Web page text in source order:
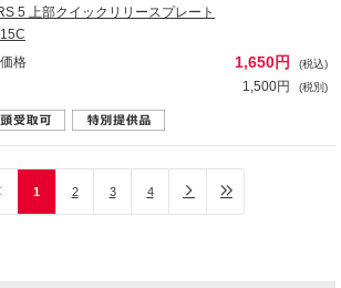
5 上部クイックリリースプレート
格
1,650円 (税込)
1,500円 (税別)
1 2 3 4